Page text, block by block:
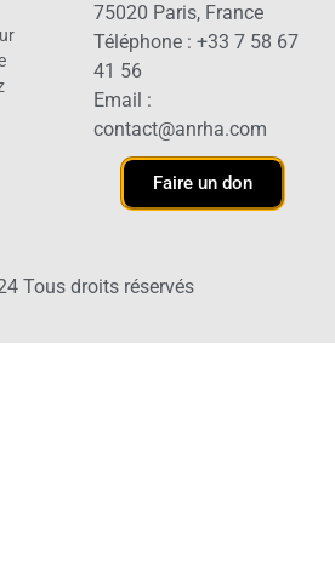
75020 Paris, France
Téléphone : +33 7 58 67
41 56
Email :
contact@anrha.com
Faire un don
Tous droits réservés